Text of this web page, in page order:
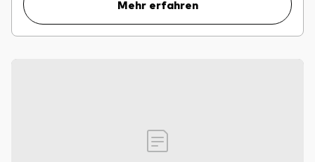
Mehr erfahren